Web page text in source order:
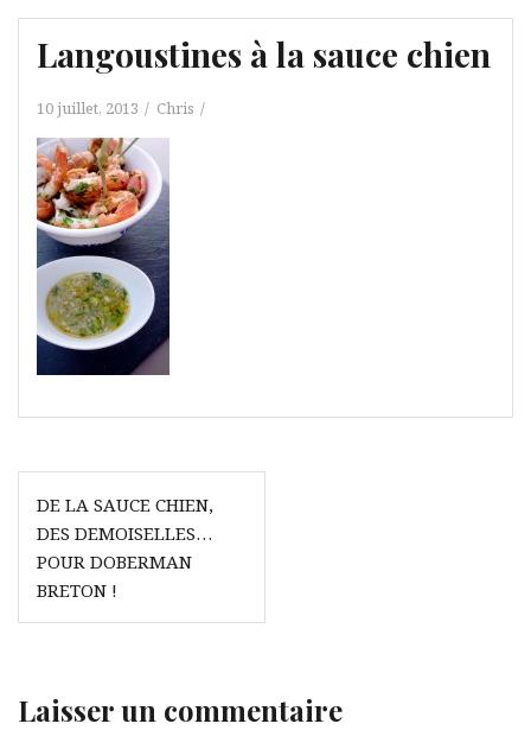
Langoustines à la sauce chien
10 juillet, 2013 Chris
Navigation
de
l’article
DE LA SAUCE CHIEN,
DES DEMOISELLES…
POUR DOBERMAN
BRETON !
Laisser un commentaire